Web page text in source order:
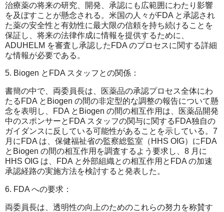
治療薬の将来の研究、開発、承認にも広範囲にわたり影響
を及ぼすことが懸念される。米国の人々がFDA と承認され
た薬の安全性と有効性に最大限の信頼を持ち続けることを
保証し、将来の法律作成に情報を提供するために、
ADUHELM を審査し承認したFDA のプロセスに関する詳細
な情報が必要である。
5. Biogen とFDA スタッフとの関係：
書簡の中で、両委員長は、医薬品の承認プロセス全体にわ
たるFDA とBiogen の間の非定型的な調整の報告について懸
念を表明し、FDA とBiogen の間の相互作用は、医薬品開発
中のスポンサーとFDA スタッフの関与に関するFDA独自の
ガイダンスに反している可能性があることを示している。7
月にFDA は、保健福祉省の監察総監室（HHS OIG）にFDA
とBiogen の間の相互作用を調査するよう要求し、8 月に
HHS OIG は、FDA と外部組織との相互作用とFDA の加速
承認経路の実施方法を検討すると発表した。
6. FDA への要求：
両委員長は、透明性の向上のためのこれらの努力を称賛す